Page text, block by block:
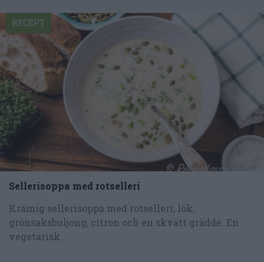
Sellerisoppa med rotselleri
Krämig sellerisoppa med rotselleri, lök,
grönsaksbuljong, citron och en skvätt grädde. En
vegetarisk...
RECEPT